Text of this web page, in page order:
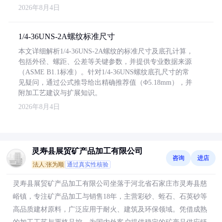
2026年8月4日
1/4-36UNS-2A螺纹标准尺寸
本文详细解析1/4-36UNS-2A螺纹的标准尺寸及底孔计算，
包括外径、螺距、公差等关键参数，并提供专业数据来源
（ASME B1.1标准）。针对1/4-36UNS螺纹底孔尺寸的常
见疑问，通过公式推导给出精确推荐值（Φ5.18mm），并
附加工艺建议与扩展知识。
2026年8月4日
灵寿县展贸矿产品加工有限公司
法人:张为顺 通过真实性核验
咨询 进店
灵寿县展贸矿产品加工有限公司坐落于河北省石家庄市灵寿县慈
峪镇，专注矿产品加工与销售18年，主营彩砂、蛭石、石英砂等
高品质建材原料，广泛应用于耐火、建筑及环保领域。凭借成熟